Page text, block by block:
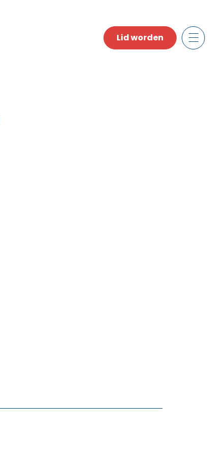
Lid worden